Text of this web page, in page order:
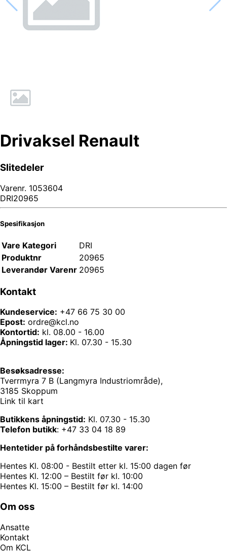
Drivaksel Renault
Slitedeler
Varenr. 1053604
DRI20965
Spesifikasjon
Vare Kategori
DRI
Produktnr
20965
Leverandør Varenr 20965
Kontakt
Kundeservice: +47 66 75 30 00
Epost: ordre@kcl.no
Kontortid: kl. 08.00 - 16.00
Åpningstid lager: Kl. 07.30 - 15.30
Besøksadresse:
Tverrmyra 7 B (Langmyra Industriområde),
3185 Skoppum
Link til kart
Butikkens åpningstid: Kl. 07.30 - 15.30
Telefon butikk: +47 33 04 18 89
Hentetider på forhåndsbestilte varer:
Hentes Kl. 08:00 - Bestilt etter kl. 15:00 dagen før
Hentes Kl. 12:00 – Bestilt før kl. 10:00
Hentes Kl. 15:00 – Bestilt før kl. 14:00
Om oss
Ansatte
Kontakt
Om KCL